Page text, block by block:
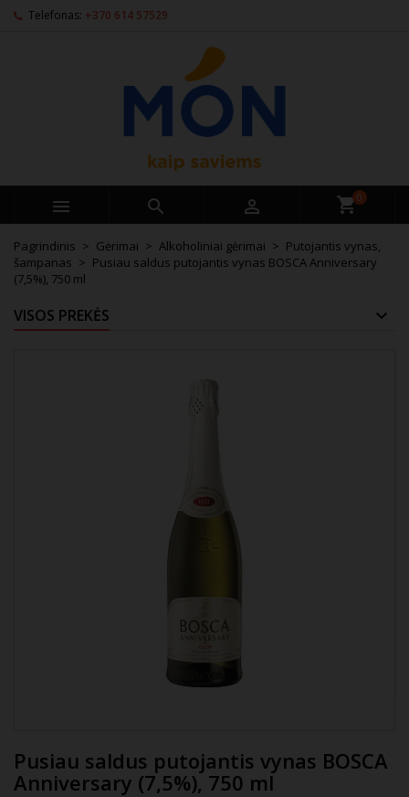
Telefonas: +370 614 57529
   0
Pagrindinis Gėrimai Alkoholiniai gėrimai
Putojantis vynas,
šampanas
Pusiau saldus putojantis vynas BOSCA Anniversary
(7,5%), 750 ml
VISOS PREKĖS
Pusiau saldus putojantis vynas BOSCA
Anniversary (7,5%), 750 ml